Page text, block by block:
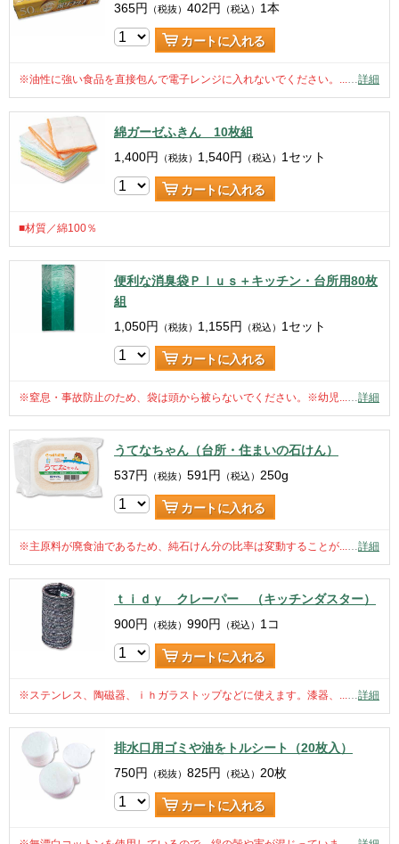
365円 （税抜） 402円 （税込） 1本
カートに入れる
※油性に強い食品を直接包んで電子レンジに入れないでください。...…詳細
綿ガーゼふきん 10枚組
1,400円 （税抜） 1,540円 （税込） 1セット
カートに入れる
■材質／綿100％
便利な消臭袋Ｐｌｕｓ＋キッチン・台所用80枚
組
1,050円 （税抜） 1,155円 （税込） 1セット
カートに入れる
※窒息・事故防止のため、袋は頭から被らないでください。※幼児...…詳細
うてなちゃん（台所・住まいの石けん）
537円 （税抜） 591 円 （税込） 250g
カートに入れる
※主原料が廃食油であるため、純石けん分の比率は変動することが...…詳細
ｔｉｄｙ クレーパー （キッチンダスター）
900円 （税抜） 990円 （税込） 1コ
カートに入れる
※ステンレス、陶磁器、ｉｈガラストップなどに使えます。漆器、...…詳細
排水口用ゴミや油をトルシート（20枚入）
750円 （税抜） 825円 （税込） 20枚
カートに入れる